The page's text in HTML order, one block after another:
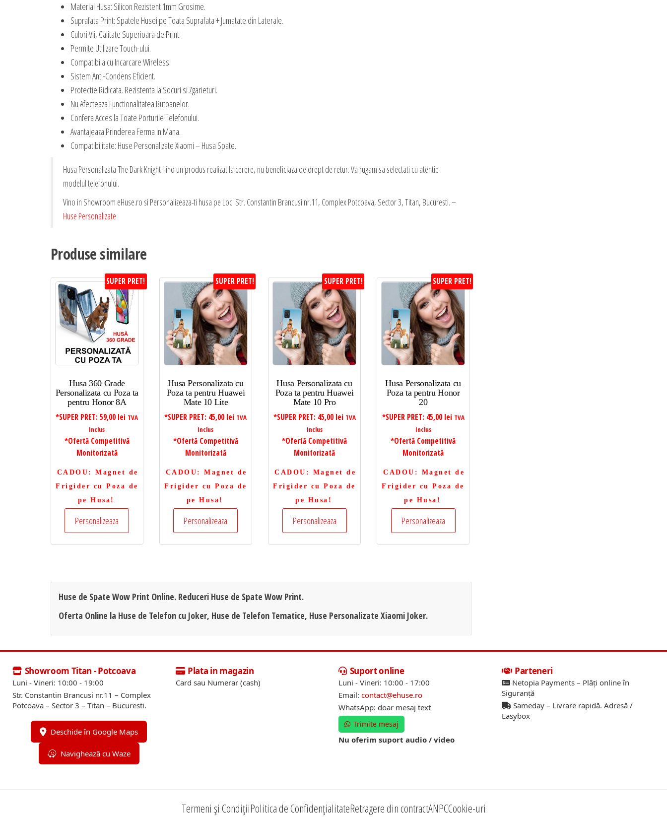
Material Husa: Silicon Rezistent 1mm Grosime.
Suprafata Print: Spatele Husei pe Toata Suprafata + Jumatate din Laterale.
Culori Vii, Calitate Superioara de Print.
Permite Utilizare Touch-ului.
Compatibila cu Incarcare Wireless.
Sistem Anti-Condens Eficient.
Protectie Ridicata. Rezistenta la Socuri si Zgarieturi.
Nu Afecteaza Functionalitatea Butoanelor.
Confera Acces la Toate Porturile Telefonului.
Avantajeaza Prinderea Ferma in Mana.
Compatibilitate: Huse Personalizate Xiaomi – Husa Spate.
Husa Personalizata The Dark Knight fiind un produs realizat la cerere, nu beneficiaza de drept de retur. Va rugam sa selectati cu atentie
modelul telefonului.
Vino in Showroom eHuse.ro si Personalizeaza-ti husa pe Loc! Str. Constantin Brancusi nr.11, Complex Potcoava, Sector 3, Titan, Bucuresti. –
Huse Personalizate
Produse similare
SUPER PRET!
Husa 360 Grade
Personalizata cu Poza ta
pentru Honor 8A
*SUPER PRET:59,00 lei TVA
Inclus
*Ofertă Competitivă
Monitorizată
CADOU : Magnet de
Frigider cu Poza de
pe Husa!
Personalizeaza
SUPER PRET!
Husa Personalizata cu
Poza ta pentru Huawei
Mate 10 Lite
*SUPER PRET: 45,00 lei TVA
Inclus
*Ofertă Competitivă
Monitorizată
CADOU : Magnet de
Frigider cu Poza de
pe Husa!
Personalizeaza
SUPER PRET!
Husa Personalizata cu
Poza ta pentru Huawei
Mate 10 Pro
*SUPER PRET: 45,00 lei TVA
Inclus
*Ofertă Competitivă
Monitorizată
CADOU : Magnet de
Frigider cu Poza de
pe Husa!
Personalizeaza
SUPER PRET!
Husa Personalizata cu
Poza ta pentru Honor
20
*SUPER PRET: 45,00 lei TVA
Inclus
*Ofertă Competitivă
Monitorizată
CADOU : Magnet de
Frigider cu Poza de
pe Husa!
Personalizeaza
Huse de Spate Wow Print Online. Reduceri Huse de Spate Wow Print.
Oferta Online la Huse de Telefon cu Joker, Huse de Telefon Tematice, Huse Personalizate Xiaomi Joker.
Showroom Titan - Potcoava
Luni - Vineri: 10:00 - 19:00
Str. Constantin Brancusi nr.11 – Complex
Potcoava – Sector 3 – Titan – Bucuresti.
Deschide în Google Maps
Navighează cu Waze
Plata in magazin
Card sau Numerar (cash)
Suport online
Luni - Vineri: 10:00 - 17:00
Email: contact@ehuse.ro
WhatsApp: doar mesaj text
Trimite mesaj
Nu oferim suport audio / video
Parteneri
Netopia Payments – Plăți online în
Siguranță
Sameday – Livrare rapidă. Adresă /
Easybox
Termeni și CondițiiPolitica de ConfidențialitateRetragere din contractANPCCookie-uri